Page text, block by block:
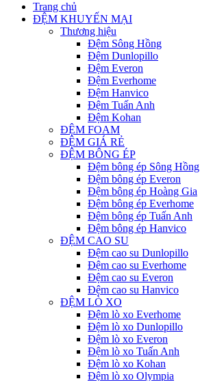
Trang chủ
ĐỆM KHUYẾN MẠI
Thương hiệu
Đệm Sông Hồng
Đệm Dunlopillo
Đệm Everon
Đệm Everhome
Đệm Hanvico
Đệm Tuấn Anh
Đệm Kohan
ĐỆM FOAM
ĐỆM GIÁ RẺ
ĐỆM BÔNG ÉP
Đệm bông ép Sông Hồng
Đệm bông ép Everon
Đệm bông ép Hoàng Gia
Đệm bông ép Everhome
Đệm bông ép Tuấn Anh
Đệm bông ép Hanvico
ĐỆM CAO SU
Đệm cao su Dunlopillo
Đệm cao su Everhome
Đệm cao su Everon
Đệm cao su Hanvico
ĐỆM LÒ XO
Đệm lò xo Everhome
Đệm lò xo Dunlopillo
Đệm lò xo Everon
Đệm lò xo Tuấn Anh
Đệm lò xo Kohan
Đệm lò xo Olympia